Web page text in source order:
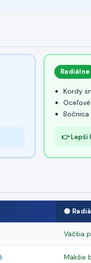
Radiálne
Kordy
Bočnica
👉 Lepší
🟢
Väčšia
Mäkšie